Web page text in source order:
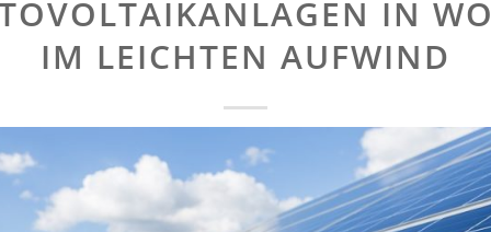
IN
IM LEICHTEN AUFWIND